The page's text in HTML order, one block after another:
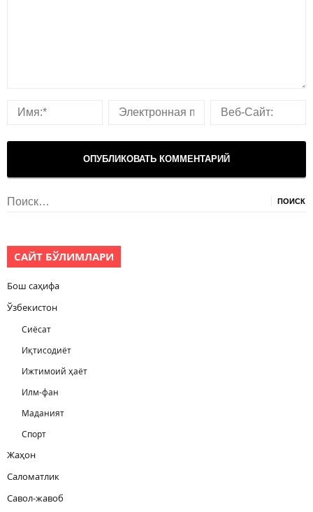
Найти:
САЙТ БЎЛИМЛАРИ
Бош саҳифа
Ўзбекистон
Сиёсат
Иқтисодиёт
Ижтимоий ҳаёт
Илм-фан
Маданият
Спорт
Жаҳон
Саломатлик
Савол-жавоб